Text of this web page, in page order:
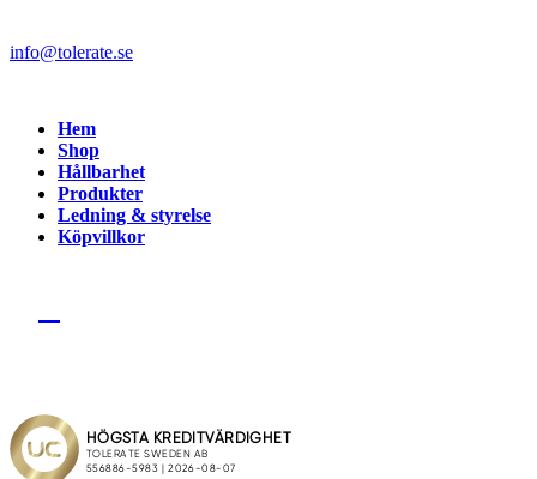
info@tolerate.se
Hem
Shop
Hållbarhet
Produkter
Ledning & styrelse
Köpvillkor